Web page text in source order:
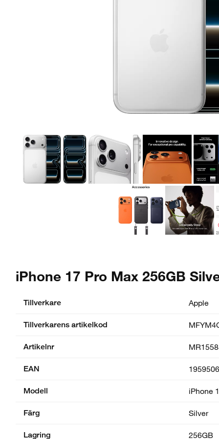
iPhone 17 Pro Max 256GB
Tillverkare Apple
Tillverkarens artikelkod
Artikelnr
EAN
Modell iPhone
Färg Silver
Lagring 256GB